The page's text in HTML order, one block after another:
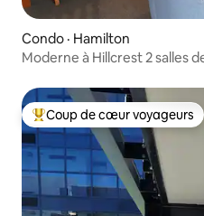
Condo · Hamilton
Moderne à Hillcrest 2 salles
Coup de cœur voyageurs
Coup de cœur voyageurs